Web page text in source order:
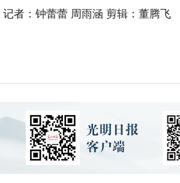
：钟蕾蕾 周雨涵 剪辑：董腾飞